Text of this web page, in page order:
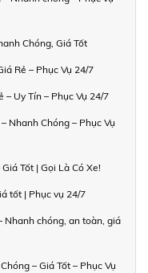
Chóng, Giá Tốt
Rẻ – Phục Vụ 24/7
– Uy Tín – Phục Vụ 24/7
Nhanh Chóng – Phục Vụ
Tốt | Gọi Là Có Xe!
tốt | Phục vụ 24/7
Nhanh chóng, an toàn, giá
– Giá Tốt – Phục Vụ